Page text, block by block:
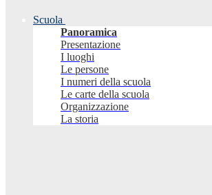
Scuola
Panoramica
Presentazione
I luoghi
Le persone
I numeri della scuola
Le carte della scuola
Organizzazione
La storia